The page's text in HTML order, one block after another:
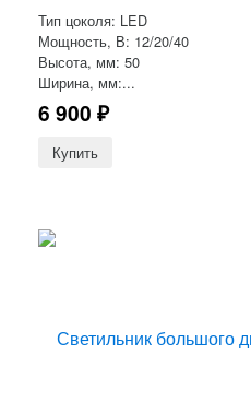
Тип цоколя: LED
Мощность, В: 12/20/40
Высота, мм: 50
Ширина, мм:...
6 900 ₽